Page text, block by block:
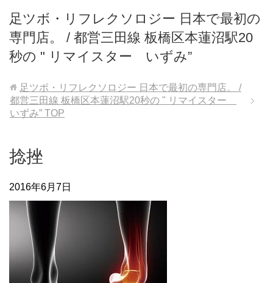
足ツボ・リフレクソロジー 日本で最初の
専門店。 / 都営三田線 板橋区本蓮沼駅20
秒の " リマイスター いずみ”
足ツボ・リフレクソロジー 日本で最初の専門店。 /
都営三田線 板橋区本蓮沼駅20秒の " リマイスター
いずみ” TOP
捻挫
2016年6月7日